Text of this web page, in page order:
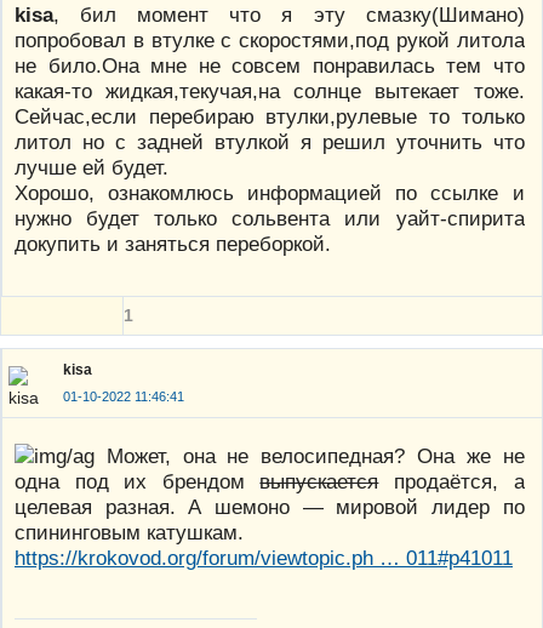
kisa, бил момент что я эту смазку(Шимано)
попробовал в втулке с скоростями,под рукой литола
не било.Она мне не совсем понравилась тем что
какая-то жидкая,текучая,на солнце вытекает тоже.
Сейчас,если перебираю втулки,рулевые то только
литол но с задней втулкой я решил уточнить что
лучше ей будет.
Хорошо, ознакомлюсь информацией по ссылке и
нужно будет только сольвента или уайт-спирита
докупить и заняться переборкой.
1
kisa
01-10-2022 11:46:41
Может, она не велосипедная? Она же не
одна под их брендомвыпускаетсяпродаётся, а
целевая разная. А шемоно — мировой лидер по
спининговым катушкам.
https://krokovod.org/forum/viewtopic.ph … 011#p41011